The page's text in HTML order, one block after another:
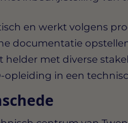
en werkt volgens
documentatie
helder met diverse
opleiding in een